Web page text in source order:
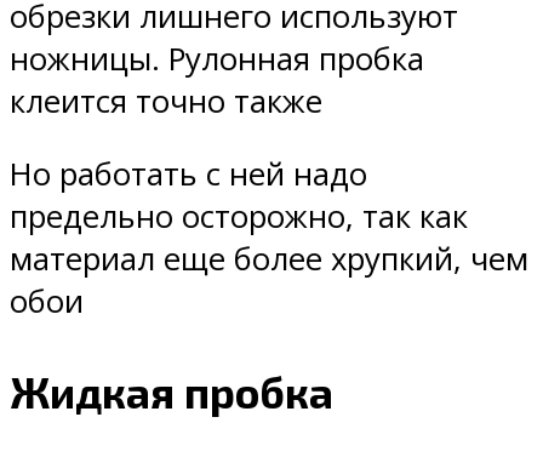
обрезки лишнего используют
ножницы. Рулонная пробка
клеится точно также
Но работать с ней надо
предельно осторожно, так как
материал еще более хрупкий, чем
обои
Жидкая пробка